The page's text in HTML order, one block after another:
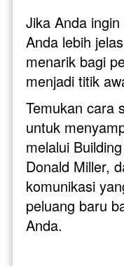
Jika Anda
Anda lebih
menarik bagi
menjadi titik
Temukan cara
untuk
melalui
Donald Miller,
komunikasi
peluang baru
Anda.